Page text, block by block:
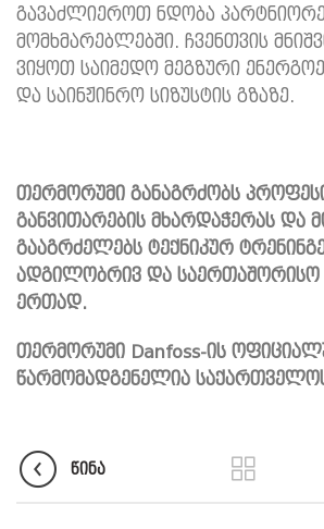
გავაძლიეროთ ნდობა
მომხმარებლებში. ჩვენთვის
ვიყოთ საიმედო მეგზური
და საინჟინრო სიზუსტის გზაზე.
თერმორუმი განაგრძობს
განვითარების მხარდაჭერას და
გააგრძელებს ტექნიკურ
ადგილობრივ და საერთაშორისო
ერთად.
თერმორუმი Danfoss-ის
წარმომადგენელია
ᲬᲘᲜᲐ